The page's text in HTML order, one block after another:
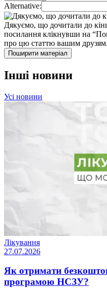
Alternative:
Дякуємо, що дочитали до
посилання клікнувши на
про цю статтю вашим друзям.
Поширити матеріал
Інші новини
Усі новини
Лікування
27.07.2026
Як отримати
програмою НСЗУ?